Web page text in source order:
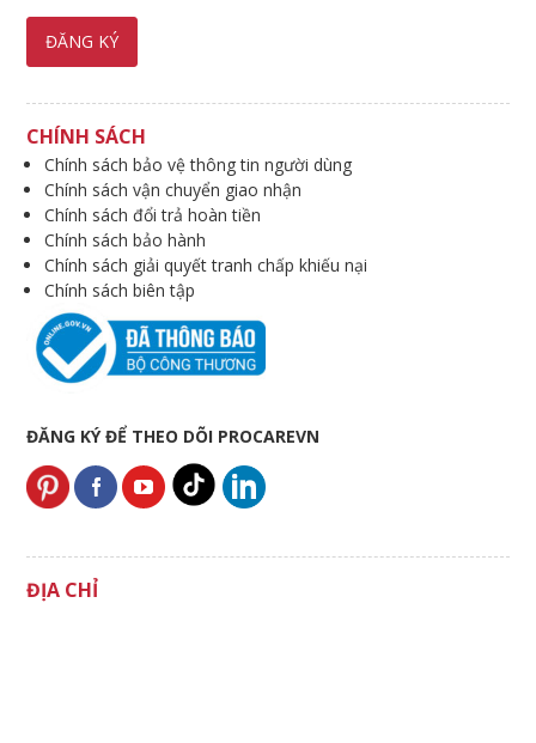
CHÍNH SÁCH
Chính sách bảo vệ thông tin người dùng
Chính sách vận chuyển giao nhận
Chính sách đổi trả hoàn tiền
Chính sách bảo hành
Chính sách giải quyết tranh chấp khiếu nại
Chính sách biên tập
ĐĂNG KÝ ĐỂ THEO DÕI PROCAREVN
ĐỊA CHỈ